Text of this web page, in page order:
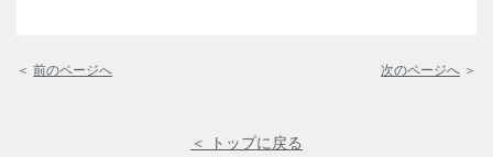
＜ 前のページへ 次のページへ ＞
＜ トップに戻る